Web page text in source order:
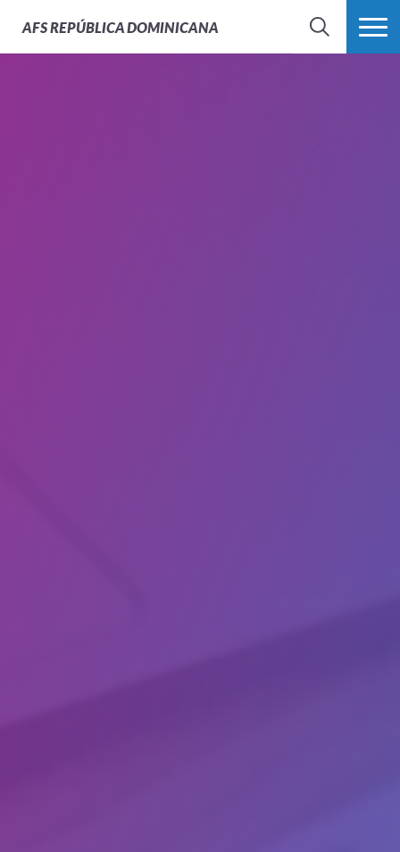
AFSREPÚBLICA DOMINICANA
BUSCAR MÁS